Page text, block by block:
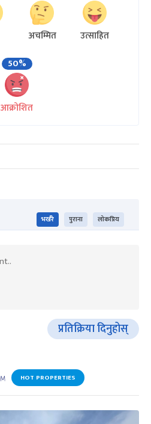
अचम्मित
उत्साहित
50%
आक्रोशित
भर्खरै पुराना लोकप्रिय
प्रतिक्रिया दिनुहोस्
HOT PROPERTIES